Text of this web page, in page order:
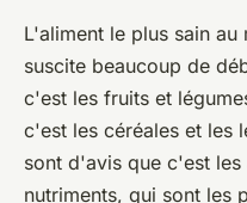
L'aliment le plus sain
suscite beaucoup de
c'est les fruits et
c'est les céréales et les
sont d'avis que c'est
nutriments, qui sont les